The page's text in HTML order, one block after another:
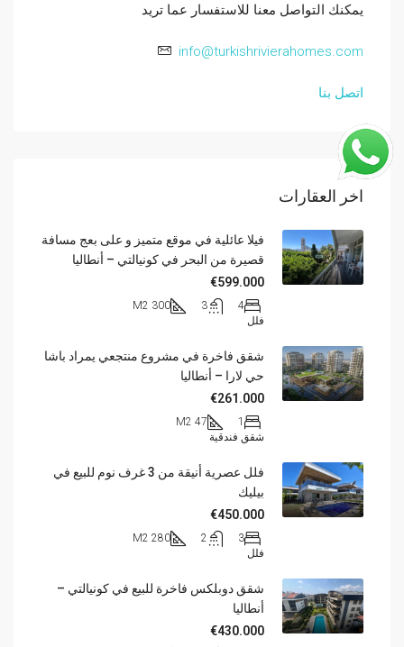
يمكنك التواصل معنا للاستفسار عما تريد
info@turkishrivierahomes.com
اتصل بنا
اخر العقارات
فيلا عائلية في موقع متميز و على بعج مسافة
قصيرة من البحر في كونيالتي – أنطاليا
€599.000
4
3
300 M2
فلل
شقق فاخرة في مشروع منتجعي يمراد باشا
حي لارا – أنطاليا
€261.000
1
47 M2
شقق فندقية
فلل عصرية أنيقة من 3 غرف نوم للبيع في
بيليك
€450.000
3
2
280 M2
فلل
شقق دوبلكس فاخرة للبيع في كونيالتي –
أنطاليا
€430.000